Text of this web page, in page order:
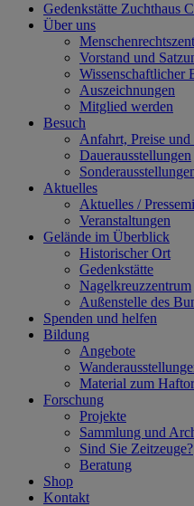
Gedenkstätte Zuchthaus
Über uns
Vorstand und
Wissenschaftlicher
Auszeichnungen
Mitglied werden
Besuch
Anfahrt, Preise
Dauerausstellungen
Aktuelles
Aktuelles /
Veranstaltungen
Gelände im Überblick
Historischer Ort
Gedenkstätte
Nagelkreuzzentrum
Außenstelle des
Spenden und helfen
Bildung
Angebote
Material zum
Forschung
Projekte
Sammlung und
Sind Sie Zeitzeuge?
Beratung
Shop
Kontakt